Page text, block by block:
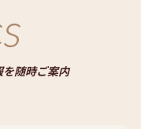
を随時ご案内